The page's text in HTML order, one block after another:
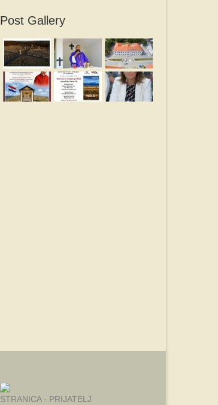
Post Gallery
STRANICA - PRIJATELJ